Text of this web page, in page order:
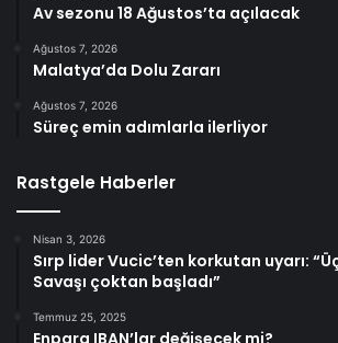
Av sezonu 18 Ağustos’ta açılacak
Ağustos 7, 2026
Malatya’da Dolu Zararı
Ağustos 7, 2026
Süreç emin adımlarla ilerliyor
Rastgele Haberler
Nisan 3, 2026
Sırp lider Vucic’ten korkutan uyarı:
Savaşı çoktan başladı”
Temmuz 25, 2025
Enpara IBAN’lar değişecek mi?